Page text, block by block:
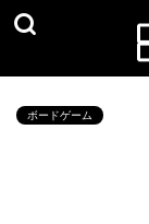
ボードゲーム